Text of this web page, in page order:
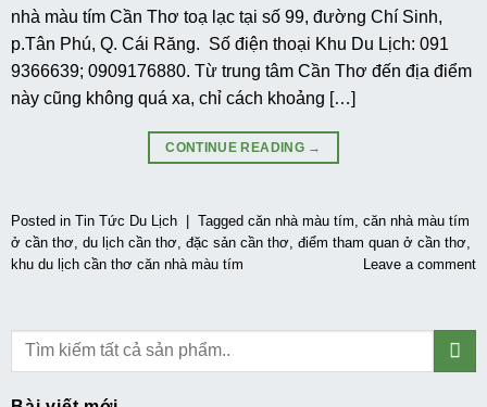
nhà màu tím Cần Thơ toạ lạc tại số 99, đường Chí Sinh,
p.Tân Phú, Q. Cái Răng. Số điện thoại Khu Du Lịch: 091
9366639; 0909176880. Từ trung tâm Cần Thơ đến địa điểm
này cũng không quá xa, chỉ cách khoảng […]
CONTINUE READING →
Posted in Tin Tức Du Lịch Tagged căn nhà màu tím, căn nhà màu tím
ở cần thơ, du lịch cần thơ, đặc sản cần thơ, điểm tham quan ở cần thơ,
khu du lịch cần thơ căn nhà màu tím
Leave a comment